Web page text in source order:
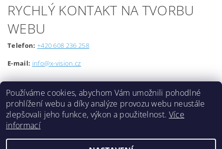
RYCHLÝ KONTAKT NA TVORBU
WEBU
Telefon: +420 608 236 258
E-mail: info@x-vision.cz
Používáme cookies, abychom Vám umožnili pohodlné
prohlížení webu a díky analýze provozu webu neustále
zlepšovali jeho funkce, výkon a použitelnost. Více
informací